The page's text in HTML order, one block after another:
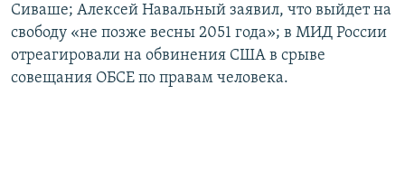
Сиваше; Алексей Навальный заявил, что выйдет на
свободу «не позже весны 2051 года»; в МИД России
отреагировали на обвинения США в срыве
совещания ОБСЕ по правам человека.